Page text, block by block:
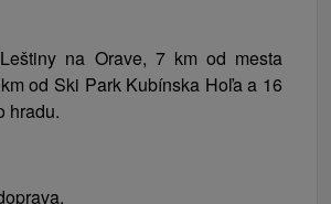
slovenským turistickým
navštíviť Dolný Kubín,
a kultúrne centrum Oravy,
ostrov, netradičné múzeum
na Orave, 7 km od mesta
od Ski Park Kubínska Hoľa a 16
hradu.